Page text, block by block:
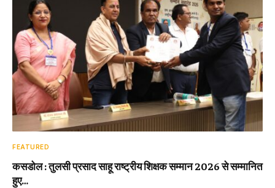
FEATURED
कसडोल : तुलसी प्रसाद साहू राष्ट्रीय शिक्षक सम्मान 2026 से सम्मानित
हुए…